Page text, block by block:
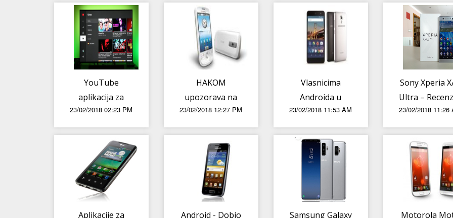
YouTube
aplikacija za
Android TV
dobila redizajn
23/02/2018 02:23 PM
HAKOM
upozorava na
novu vrstu
prijevare putem
SMS-a
23/02/2018 12:27 PM
Vlasnicima
Androida u
Hrvatskoj prijeti
nova opasnost
skrivena u -
besplatnim
aplikacijama
23/02/2018 11:53 AM
Sony Xperia
Ultra –
23/02/2018 11:26
Aplikacije za
Android - Dobio
Samsung Galaxy
Motorola